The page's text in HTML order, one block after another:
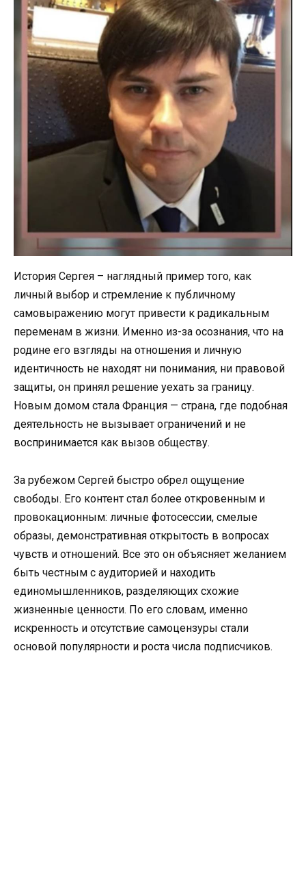
История Сергея – наглядный пример того, как
личный выбор и стремление к публичному
самовыражению могут привести к радикальным
переменам в жизни. Именно из-за осознания, что на
родине его взгляды на отношения и личную
идентичность не находят ни понимания, ни правовой
защиты, он принял решение уехать за границу.
Новым домом стала Франция — страна, где подобная
деятельность не вызывает ограничений и не
воспринимается как вызов обществу.
За рубежом Сергей быстро обрел ощущение
свободы. Его контент стал более откровенным и
провокационным: личные фотосессии, смелые
образы, демонстративная открытость в вопросах
чувств и отношений. Все это он объясняет желанием
быть честным с аудиторией и находить
единомышленников, разделяющих схожие
жизненные ценности. По его словам, именно
искренность и отсутствие самоцензуры стали
основой популярности и роста числа подписчиков.